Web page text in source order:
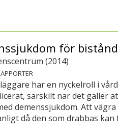
för
(2014)
har en nyckelroll i
särskilt när det gäller
demenssjukdom. Att
då den som drabbas